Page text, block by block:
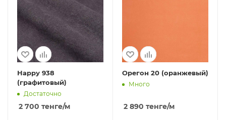
Нарру 938
(графитовый)
Достаточно
2 700 тенге/м
Орегон 20 (оранжевый)
Много
2 890 тенге/м